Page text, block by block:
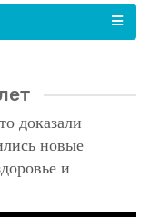
доказали
новые
и